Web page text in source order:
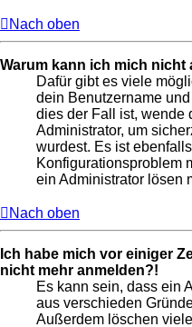
Nach oben
Warum kann ich mich nicht
Dafür gibt es viele
dein Benutzername
dies der Fall ist, wende
Administrator, um
wurdest. Es ist
Konfigurationsproblem
ein Administrator lösen
Nach oben
Ich habe mich vor einiger
nicht mehr anmelden?!
Es kann sein, dass ein
aus verschieden
Außerdem löschen